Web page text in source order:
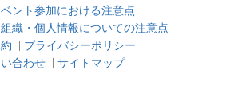
ント参加における注意点
織・個人情報についての注意点
プライバシーポリシー
合わせ
サイトマップ